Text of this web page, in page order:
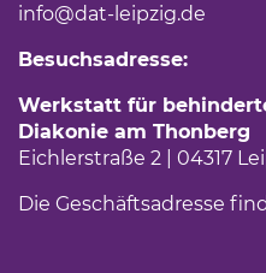
info@dat-leipzig.de
Besuchsadresse:
Werkstatt für
Diakonie am Thonberg
Eichlerstraße 2 | 04317
Die Geschäftsadresse